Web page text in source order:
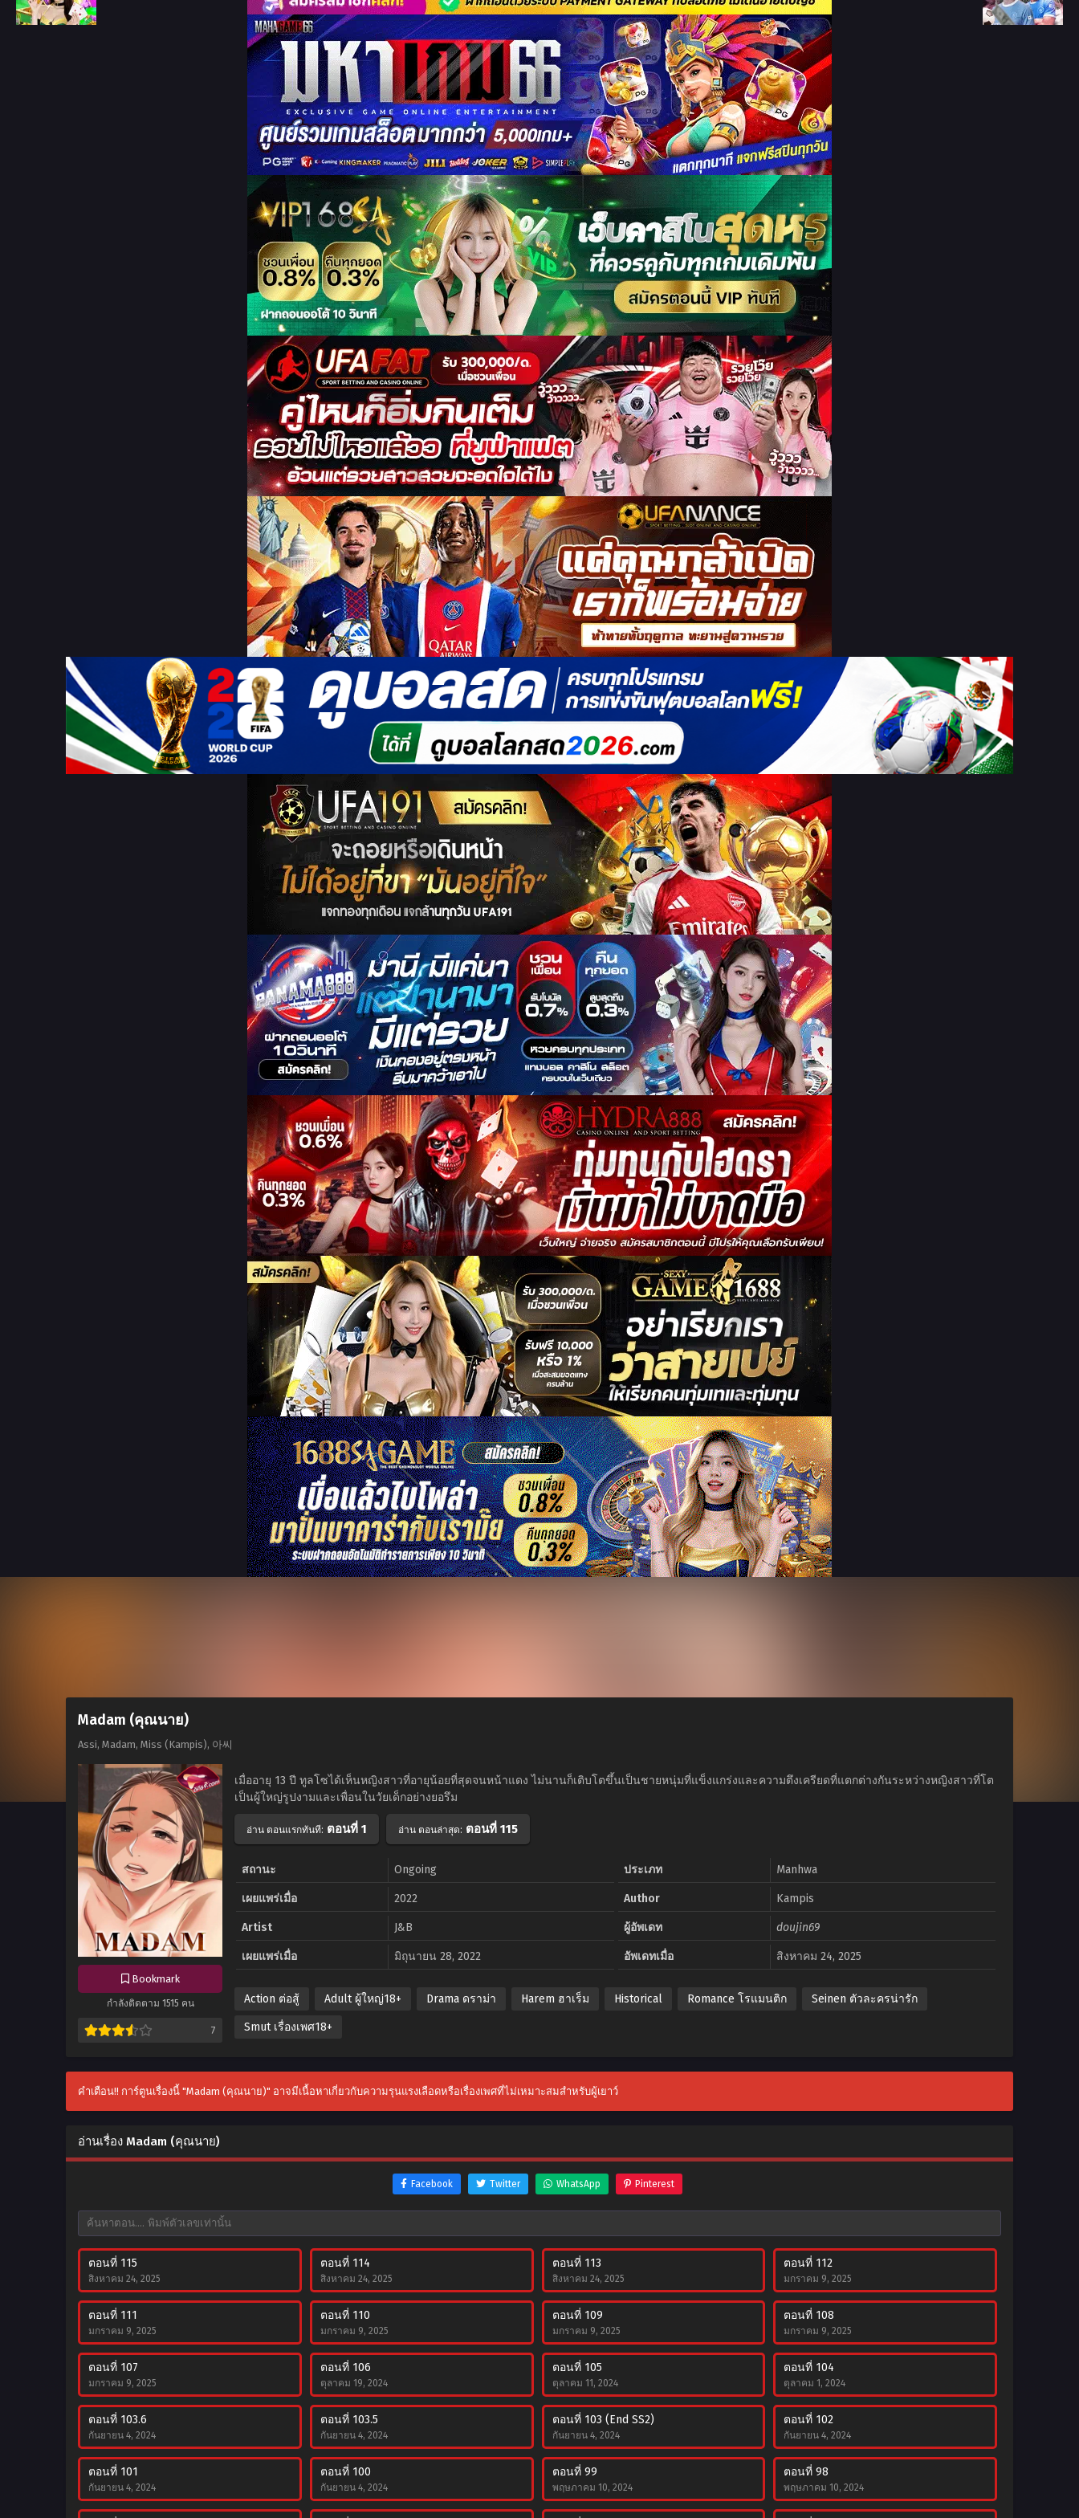
Madam (คุณนาย)
Assi, Madam, Miss (Kampis), 아씨
Bookmark
กำลังติดตาม 1515 คน
7
เมื่ออายุ 13 ปี ทูลโซได้เห็นหญิงสาวที่อายุน้อยที่สุดจนหน้าแดง ไม่นานก็เติบโตขึ้นเป็นชายหนุ่มที่แข็งแกร่งและความตึงเครียดที่แตกต่างกันระหว่างหญิงสาวที่โต
เป็นผู้ใหญ่รูปงามและเพื่อนในวัยเด็กอย่างยอรึม
อ่าน ตอนแรกทันที: ตอนที่ 1 อ่าน ตอนล่าสุด: ตอนที่ 115
สถานะ Ongoing ประเภท Manhwa
เผยแพร่เมื่อ 2022 Author Kampis
Artist J&B ผู้อัพเดท doujin69
เผยแพร่เมื่อ มิถุนายน 28, 2022 อัพเดทเมื่อ สิงหาคม 24, 2025
Action ต่อสู้ Adult ผู้ใหญ่18+ Drama ดราม่า Harem ฮาเร็ม Historical Romance โรแมนติก Seinen ตัวละครน่ารัก
Smut เรื่องเพศ18+
คำเตือน!! การ์ตูนเรื่องนี้ "Madam (คุณนาย)" อาจมีเนื้อหาเกี่ยวกับความรุนแรงเลือดหรือเรื่องเพศที่ไม่เหมาะสมสำหรับผู้เยาว์
อ่านเรื่อง Madam (คุณนาย)
Facebook Twitter WhatsApp Pinterest
ตอนที่ 115
สิงหาคม 24, 2025
ตอนที่ 114
สิงหาคม 24, 2025
ตอนที่ 113
สิงหาคม 24, 2025
ตอนที่ 112
มกราคม 9, 2025
ตอนที่ 111
มกราคม 9, 2025
ตอนที่ 110
มกราคม 9, 2025
ตอนที่ 109
มกราคม 9, 2025
ตอนที่ 108
มกราคม 9, 2025
ตอนที่ 107
มกราคม 9, 2025
ตอนที่ 106
ตุลาคม 19, 2024
ตอนที่ 105
ตุลาคม 11, 2024
ตอนที่ 104
ตุลาคม 1, 2024
ตอนที่ 103.6
กันยายน 4, 2024
ตอนที่ 103.5
กันยายน 4, 2024
ตอนที่ 103 (End SS2)
กันยายน 4, 2024
ตอนที่ 102
กันยายน 4, 2024
ตอนที่ 101
กันยายน 4, 2024
ตอนที่ 100
กันยายน 4, 2024
ตอนที่ 99
พฤษภาคม 10, 2024
ตอนที่ 98
พฤษภาคม 10, 2024